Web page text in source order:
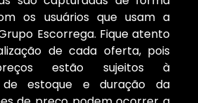
os usuários que usam a
Escorrega. Fique atento
de cada oferta, pois
estão sujeitos à
de estoque e duração da